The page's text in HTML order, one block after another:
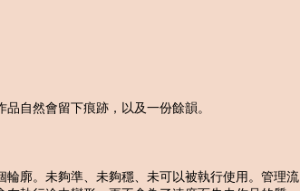
自然會留下痕跡，以及一份餘韻。
輪廓。未夠準、未夠穩、未可以被執行使用。管理流